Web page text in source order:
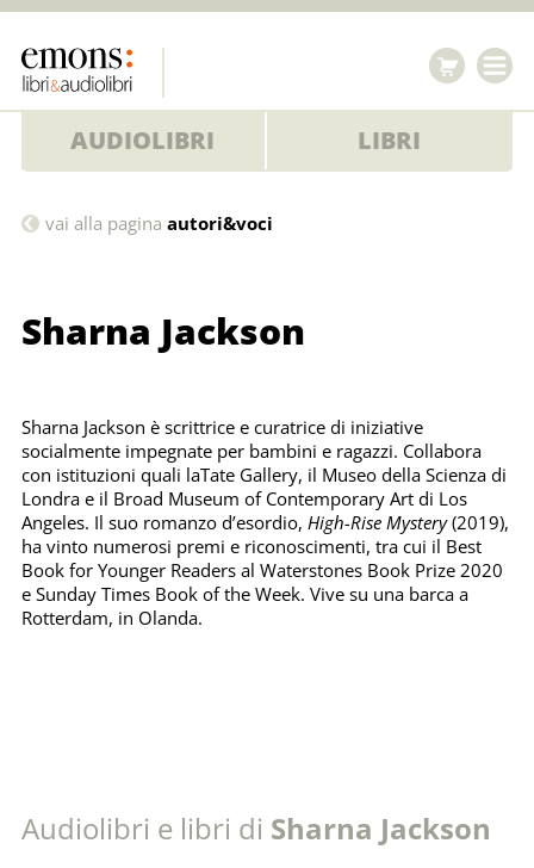
AUDIOLIBRI LIBRI
Sharna
vai alla pagina autori&voci
Sharna Jackson
Sharna Jackson è scrittrice e curatrice di iniziative
socialmente impegnate per bambini e ragazzi. Collabora
con istituzioni quali laTate Gallery, il Museo della Scienza di
Londra e il Broad Museum of Contemporary Art di Los
Angeles. Il suo romanzo d’esordio, High-Rise Mystery(2019),
ha vinto numerosi premi e riconoscimenti, tra cui il Best
Book for Younger Readers al Waterstones Book Prize 2020
e Sunday Times Book of the Week. Vive su una barca a
Rotterdam, in Olanda.
Audiolibri e libri di Sharna Jackson